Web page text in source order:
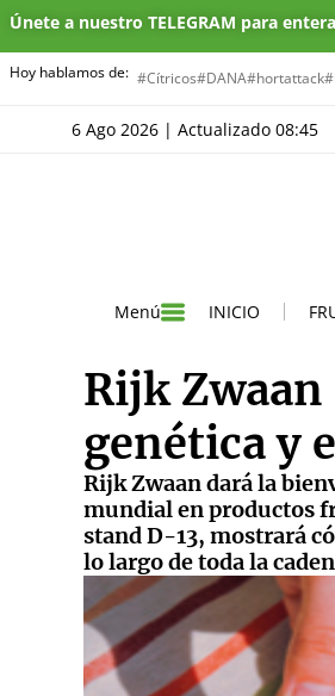
Únete a nuestro TELEGRAM para
Hoy hablamos de: #Cítricos#DANA#hortattack
6 Ago 2026 | Actualizado 08:45
Menú INICIO
Rijk
genética y
Rijk Zwaan dará la
mundial en productos
stand D-13, mostrará
lo largo de toda la